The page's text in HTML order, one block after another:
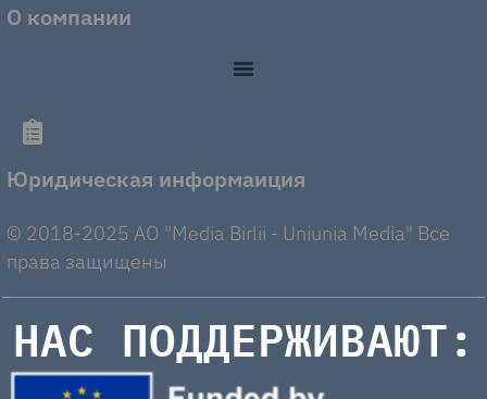
О компании
Юридическая информаиция
© 2018-2025 AO "Media Birlii - Uniunia Media" Все
права защищены
НАС ПОДДЕРЖИВАЮТ: